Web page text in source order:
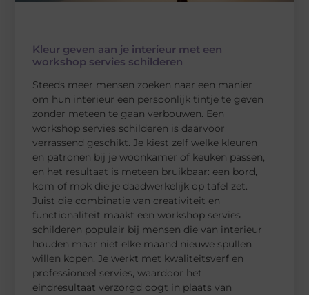
Kleur geven aan je interieur met een
workshop servies schilderen
Steeds meer mensen zoeken naar een manier
om hun interieur een persoonlijk tintje te geven
zonder meteen te gaan verbouwen. Een
workshop servies schilderen is daarvoor
verrassend geschikt. Je kiest zelf welke kleuren
en patronen bij je woonkamer of keuken passen,
en het resultaat is meteen bruikbaar: een bord,
kom of mok die je daadwerkelijk op tafel zet.
Juist die combinatie van creativiteit en
functionaliteit maakt een workshop servies
schilderen populair bij mensen die van interieur
houden maar niet elke maand nieuwe spullen
willen kopen. Je werkt met kwaliteitsverf en
professioneel servies, waardoor het
eindresultaat verzorgd oogt in plaats van